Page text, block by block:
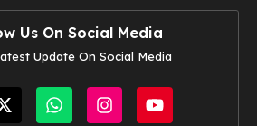
Us On Social Media
Update On Social Media